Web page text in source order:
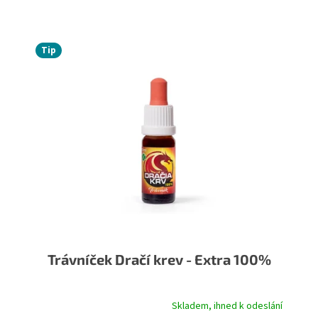
Tip
Trávníček Dračí krev - Extra 100%
Průměrné hodnocení produktu je 5,0 z 5 hvězdiček.
Skladem, ihned k odeslání